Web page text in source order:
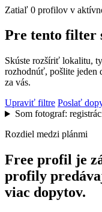
Zatiaľ 0 profilov v
Pre tento filter
Skúste rozšíriť lokalitu,
rozhodnúť, pošlite jeden
za vás.
Upraviť filtre Poslať
Som fotograf:
Rozdiel medzi plánmi
Free profil je
profily
viac dopytov.